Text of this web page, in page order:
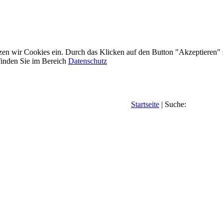
wir Cookies ein. Durch das Klicken auf den Button
Sie im Bereich Datenschutz
Startseite | Suche: